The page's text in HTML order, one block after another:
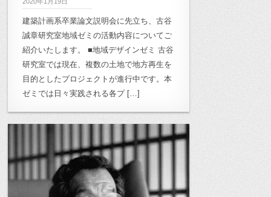
建築計画系卒業論文説明会に先立ち、古谷
誠章研究室地域ゼミの活動内容についてご
紹介いたします。 ■地域デザインゼミ 古谷
研究室では現在、複数の土地で地方再生を
目的としたプロジェクトが進行中です。本
ゼミでは日々実践される各プ […]